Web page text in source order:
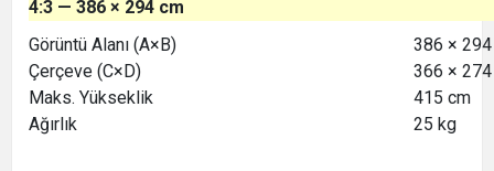
4:3 — 386 × 294 cm
Görüntü Alanı (A×B)
386 ×
Çerçeve (C×D)
366 ×
Maks. Yükseklik
415 cm
Ağırlık
25 kg